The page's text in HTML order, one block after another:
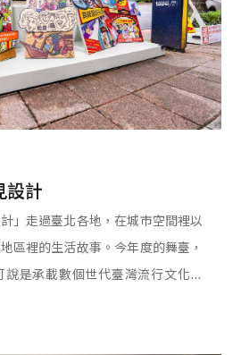
設計
」走過臺北各地，在城市空間裡以
區裡的生活故事。今年度的舞臺，
是承載數個世代臺灣流行文化的